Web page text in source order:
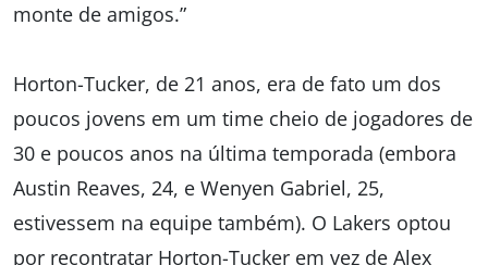
monte de amigos.”
Horton-Tucker, de 21 anos, era de fato um dos
poucos jovens em um time cheio de jogadores de
30 e poucos anos na última temporada (embora
Austin Reaves, 24, e Wenyen Gabriel, 25,
estivessem na equipe também). O Lakers optou
por recontratar Horton-Tucker em vez de Alex